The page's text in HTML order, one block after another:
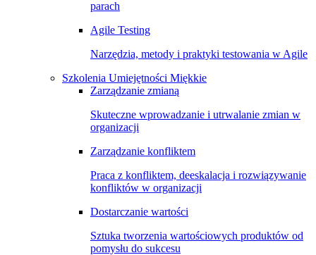
parach
Agile Testing
Narzędzia, metody i praktyki testowania w Agile
Szkolenia Umiejętności Miękkie
Zarządzanie zmianą
Skuteczne wprowadzanie i utrwalanie zmian w
organizacji
Zarządzanie konfliktem
Praca z konfliktem, deeskalacja i rozwiązywanie
konfliktów w organizacji
Dostarczanie wartości
Sztuka tworzenia wartościowych produktów od
pomysłu do sukcesu